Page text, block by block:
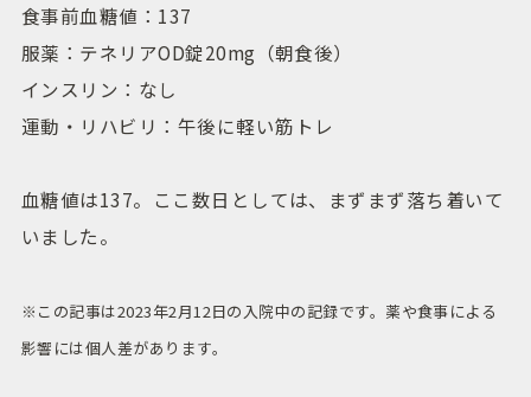
食事前血糖値：137
服薬：テネリアOD錠20mg（朝食後）
インスリン：なし
運動・リハビリ：午後に軽い筋トレ
血糖値は137。ここ数日としては、まずまず落ち着いて
いました。
※この記事は2023年2月12日の入院中の記録です。薬や食事による
影響には個人差があります。